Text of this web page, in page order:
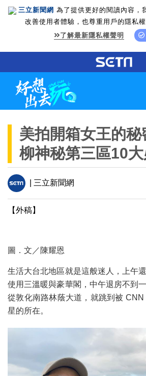
三立新聞網 為了提供更好的閱讀內容，
改善使用者體驗，也尊重用戶的隱私權
了解最新隱私權聲明
美拍開箱女王的
柳神秘第三區10
| 三立新聞網
【外稿】
圖．文／陳耀恩
生活大台北地區就是這般迷人，上午
使用三溫暖與豪華閣，中午退房不到
從敦化南路林蔭大道，就跳到被
星的所在。